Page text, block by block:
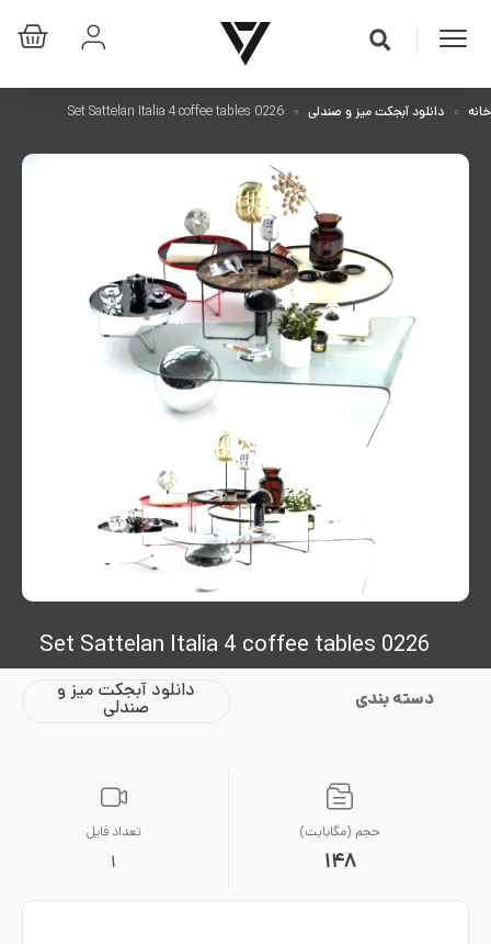
خانه دانلود آبجکت میز و صندلی
0226 Set Sattelan Italia 4 coffee tables
دسته بندی دانلود آبجکت میز و
صندلی
حجم (مگابایت)
148
تعداد فایل
1